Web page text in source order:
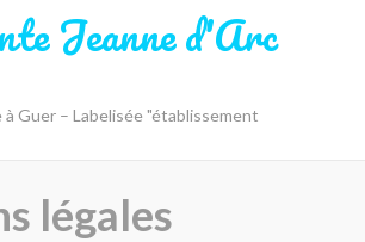
Jeanne d'Arc
à Guer – Labelisée "établissement
légales